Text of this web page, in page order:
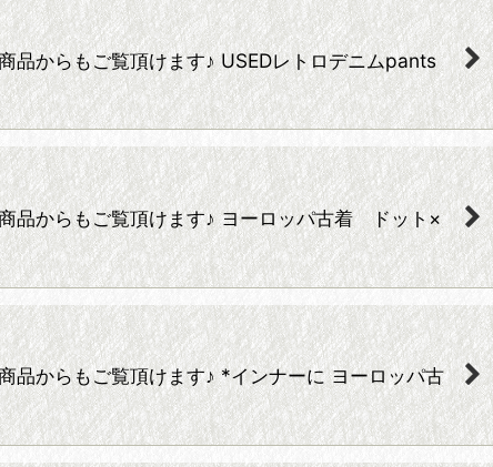
からもご覧頂けます♪ USEDレトロデニムpants
からもご覧頂けます♪ ヨーロッパ古着 ドット×
からもご覧頂けます♪ *インナーに ヨーロッパ古